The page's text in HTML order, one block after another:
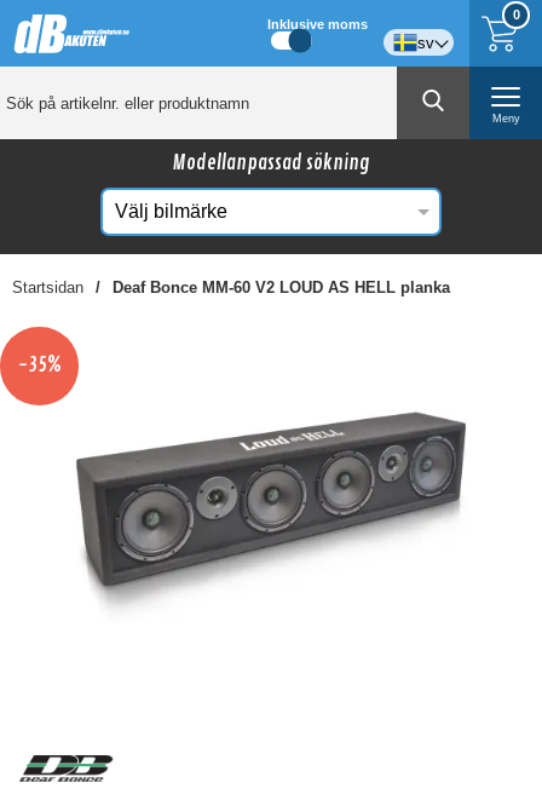
0
Inklusive moms
sv
Meny
Modellanpassad sökning
Startsidan Deaf Bonce MM-60 V2 LOUD AS HELL planka
Kanske någon av dessa produkter kan intressera
Machete MD-120
-35%